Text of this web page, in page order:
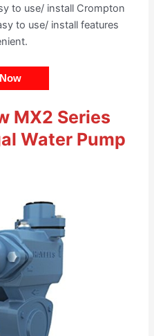
to use/ install Crompton
to use/ install features
MX2 Series
Water Pump